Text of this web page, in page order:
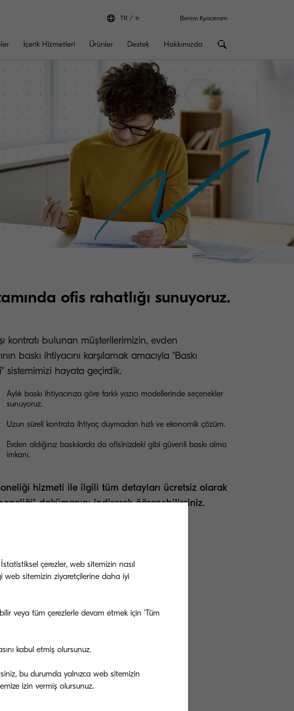
TR tr Benim Kyoceram
İçerik Hizmetleri Ürünler Destek Hakkımızda
ofis rahatlığı sunuyoruz.
kontratı bulunan müşterilerimizin, evden
baskı ihtiyacını karşılamak amacıyla "Baskı
sistemimizi hayata geçirdik.
Aylık baskı ihtiyacınıza göre farklı yazıcı modellerinde seçenekler
sunuyoruz.
Uzun süreli kontrata ihtiyaç duymadan hızlı ve ekonomik çözüm.
Evden aldığınız baskılarda da ofisinizdeki gibi güvenli baskı alma
imkanı.
hizmeti ile ilgili tüm detayları ücretsiz olarak
dokümanını indirerek öğrenebilirsiniz.
ilgili hazırlamış olduğumuz
çerezler, web sitemizin nasıl
web sitemizin ziyaretçilerine daha iyi
veya tüm çerezlerle devam etmek için 'Tüm
kabul etmiş olursunuz.
bu durumda yalnızca web sitemizin
cihazınızda doğru şekilde görüntülenmesi için gerekli olan çerezleri yerleştirmemize izin vermiş olursunuz.